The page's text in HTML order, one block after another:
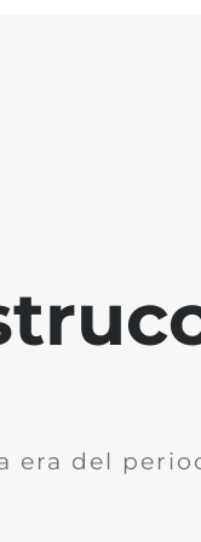
era del